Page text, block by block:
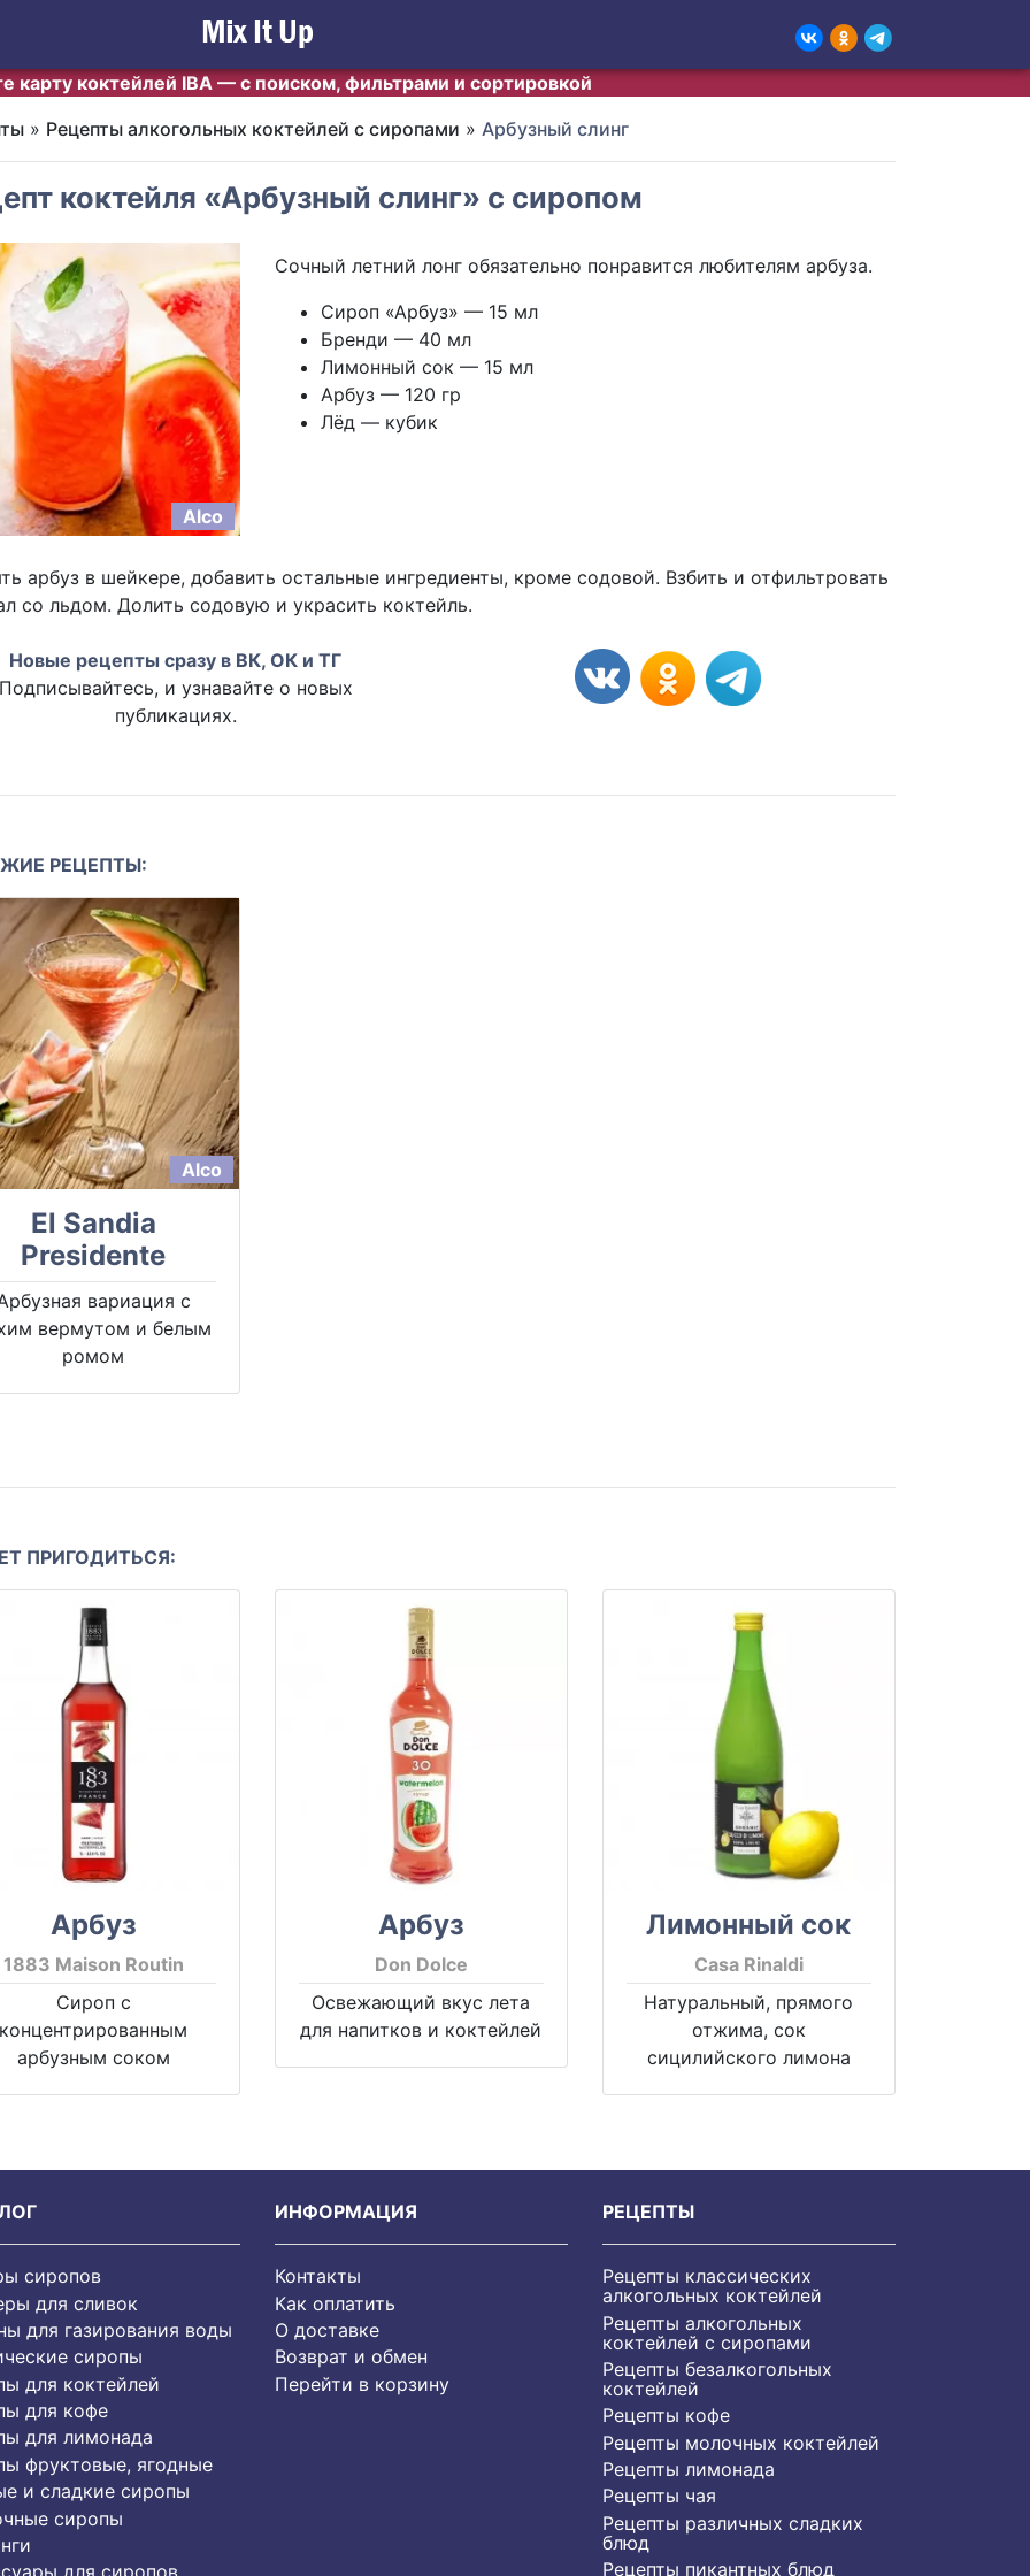
карту коктейлей IBA — с поиском, фильтрами и сортировкой
» Рецепты алкогольных коктейлей с сиропами » Арбузный слинг
коктейля «Арбузный слинг» с сиропом
Alco
Сочный летний лонг обязательно понравится любителям арбуза.
Сироп «Арбуз» — 15 мл
Бренди — 40 мл
Лимонный сок — 15 мл
Арбуз — 120 гр
Лёд — кубик
арбуз в шейкере, добавить остальные ингредиенты, кроме содовой. Взбить и отфильтровать
со льдом. Долить содовую и украсить коктейль.
Новые рецепты сразу в ВК, ОК и ТГ
и узнавайте о новых
публикациях.
РЕЦЕПТЫ:
Alco
El Sandia
Presidente
вариация с
вермутом и белым
ромом
ПРИГОДИТЬСЯ:
Арбуз
1883 Maison Routin
Сироп с
концентрированным
арбузным соком
Арбуз
Don Dolce
Освежающий вкус лета
для напитков и коктейлей
Лимонный сок
Casa Rinaldi
Натуральный, прямого
отжима, сок
сицилийского лимона
сиропов
для сливок
для газирования воды
сиропы
для коктейлей
для кофе
для лимонада
фруктовые, ягодные
и сладкие сиропы
сиропы
ИНФОРМАЦИЯ
Контакты
Как оплатить
О доставке
Возврат и обмен
Перейти в корзину
РЕЦЕПТЫ
Рецепты классических
алкогольных коктейлей
Рецепты алкогольных
коктейлей с сиропами
Рецепты безалкогольных
коктейлей
Рецепты кофе
Рецепты молочных коктейлей
Рецепты лимонада
Рецепты чая
Рецепты различных сладких
блюд
Рецепты пикантных блюд